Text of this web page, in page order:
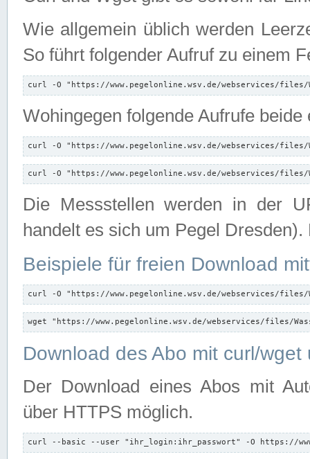
Wie allgemein üblich werden
So führt folgender Aufruf zu einem
curl -O "https://www.pegelonline.wsv.de/webservices/files/
Wohingegen folgende Aufrufe beide
curl -O "https://www.pegelonline.wsv.de/webservices/files/
curl -O "https://www.pegelonline.wsv.de/webservices/files/
Die Messstellen werden in der
handelt es sich um Pegel
Beispiele für freien Download
curl -O "https://www.pegelonline.wsv.de/webservices/files/
wget "https://www.pegelonline.wsv.de/webservices/files/
Download des Abo mit curl/
Der Download eines Abos mit
über HTTPS möglich.
curl --basic --user "ihr_login:ihr_passwort" -O https://